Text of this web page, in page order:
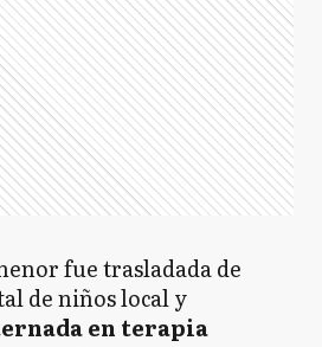
fue trasladada de
de niños local y
en terapia